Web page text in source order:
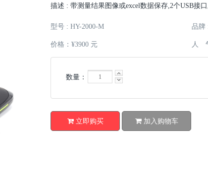
描述 : 带测量结果图像或excel数据保存,2个USB接
型号 : HY-2000-M 品牌
价格：¥3900 元 人
数量：
立即购买 加入购物车